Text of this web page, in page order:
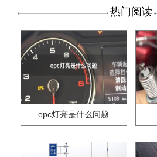
热门阅读
epc灯亮是什么问题